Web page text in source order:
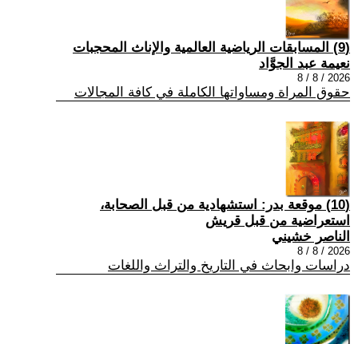
(9) المسابقات الرياضية العالمية والإناث المحجبات
نعيمة عبد الجوَّاد
2026 / 8 / 8
حقوق المراة ومساواتها الكاملة في كافة المجالات
(10) موقعة بدر: استشهادية من قبل الصحابة،
استعراضية من قبل قريش
الناصر خشيني
2026 / 8 / 8
دراسات وابحاث في التاريخ والتراث واللغات